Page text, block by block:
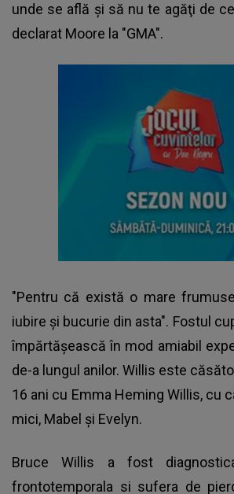
unde se află şi să nu te agăţi de
declarat Moore la "GMA".
"Pentru că există o mare
iubire şi bucurie din asta". Fostul
împărtăşească în mod amiabil
de-a lungul anilor. Willis este
16 ani cu Emma Heming Willis, cu
mici, Mabel şi Evelyn.
Bruce Willis a fost
frontotemporala si sufera de